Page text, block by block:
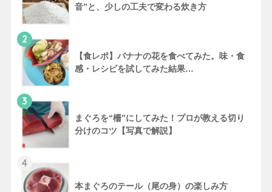
音”と、少しの工夫で変わる炊き方
2
【食レポ】バナナの花を食べてみた。味・食
感・レシピを試してみた結果…
3
まぐろを“柵”にしてみた！プロが教える切り
分けのコツ【写真で解説】
4
本まぐろのテール（尾の身）の楽しみ方